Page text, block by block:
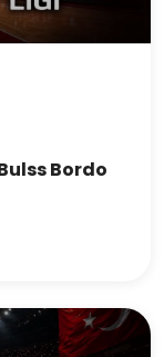
Bordo